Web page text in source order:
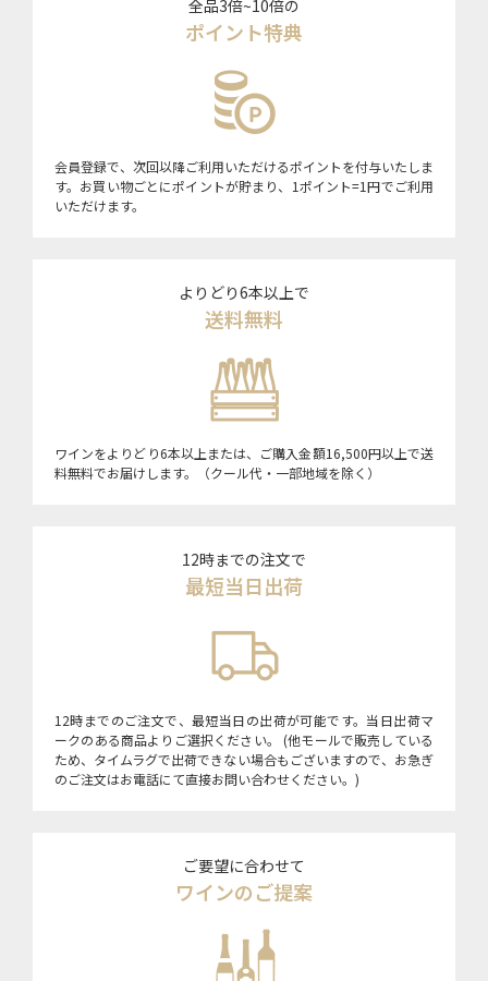
全品3倍~10倍の
ポイント特典
会員登録で、次回以降ご利用いただけるポイントを付与いたしま
す。お買い物ごとにポイントが貯まり、1ポイント=1円でご利用
いただけます。
よりどり6本以上で
送料無料
ワインをよりどり6本以上または、ご購入金額16,500円以上で送
料無料でお届けします。（クール代・一部地域を除く）
12時までの注文で
最短当日出荷
12時までのご注文で、最短当日の出荷が可能です。当日出荷マ
ークのある商品よりご選択ください。 (他モールで販売している
ため、タイムラグで出荷できない場合もございますので、お急ぎ
のご注文はお電話にて直接お問い合わせください。)
ご要望に合わせて
ワインのご提案